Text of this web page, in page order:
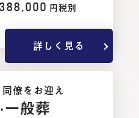
388,000 円税別
詳しく見る
僚をお迎え
·一般葬